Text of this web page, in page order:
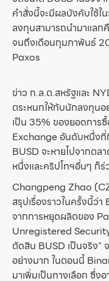
คำสั่งนี้จะมีผลบังคับใช้ใ
ลงทุนสามารถนำมาแลก
จนถึงเดือนกุมภาพันธ์
Paxos
ข่าว ก.ล.ต.สหรัฐและ
ตระหนกให้กับนักลงทุนอ
เป็น 35% ของยอดการ
Exchange อันดับหนึ่ง
BUSD จะหายไปจากตล
หนึ่งและคริปโทฯอื่นๆ ก็
Changpeng Zhao
สรุปเรื่องราวในครั้งนี้ว่
จากการหยุดผลิตของ
Unregistered
ตัดสิน BUSD เป็นจริง"
อย่างมาก ในตอนนี้
มาเพิ่มเป็นทางเลือก ซึ่